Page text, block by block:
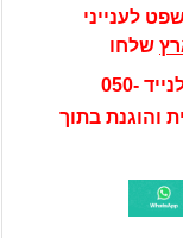
לענייני
שלחו
050-
והוגנת בתוך